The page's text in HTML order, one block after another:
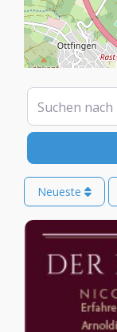
Suchen nach
Neueste